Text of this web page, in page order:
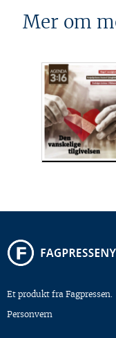
Mer om
Et produkt fra Fagpressen.
Personvern